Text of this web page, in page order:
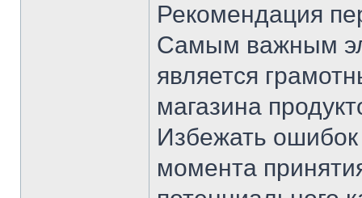
Рекомендация
Самым важным
является
магазина
Избежать ошибок
момента